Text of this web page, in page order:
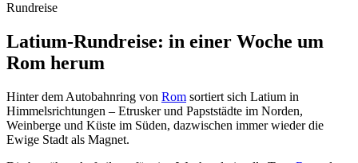
Rundreise
Latium-Rundreise: in einer Woche um
Rom herum
Hinter dem Autobahnring von Rom sortiert sich Latium in
Himmelsrichtungen – Etrusker und Papststädte im Norden,
Weinberge und Küste im Süden, dazwischen immer wieder die
Ewige Stadt als Magnet.